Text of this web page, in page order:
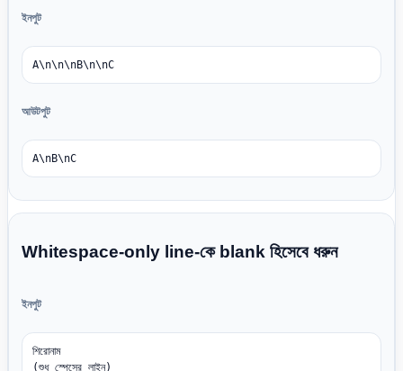
ইনপুট
A\n\n\nB\n\nC
আউটপুট
A\nB\nC
Whitespace-only line-কে blank হিসেবে ধরুন
ইনপুট
শিরোনাম
(শুধু স্পেসের লাইন)